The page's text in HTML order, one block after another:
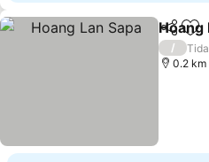
Bagikan
Hoang
/
0.2 km